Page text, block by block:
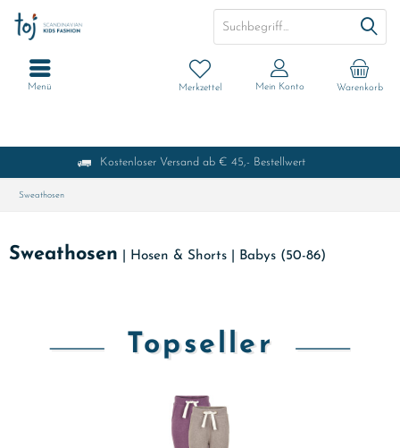
Kostenloser Versand ab € 45,- Bestellwert
Warenkorb
Merkzettel Mein Konto
Menü
Sweathosen
Sweathosen Hosen & Shorts| Babys (50-86)
Topseller